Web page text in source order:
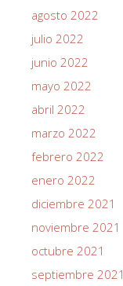
agosto 2022
julio 2022
junio 2022
mayo 2022
abril 2022
marzo 2022
febrero 2022
enero 2022
diciembre 2021
noviembre 2021
octubre 2021
septiembre 2021